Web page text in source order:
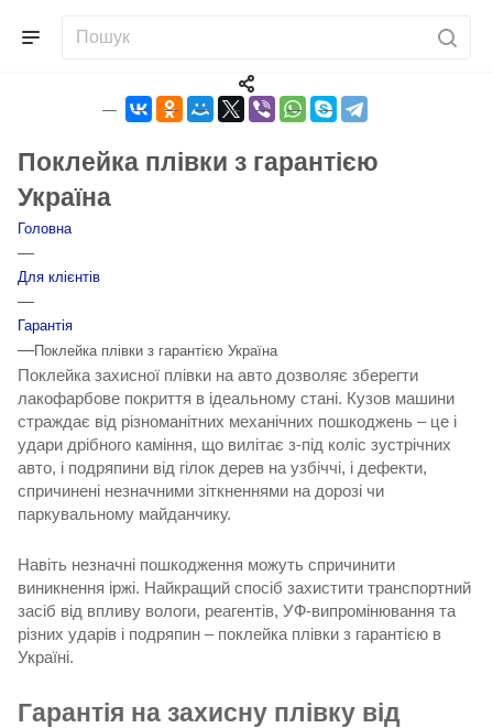
Поклейка плівки з гарантією
Україна
Головна
—
Для клієнтів
—
Гарантія
—Поклейка плівки з гарантією Україна
Поклейка захисної плівки на авто дозволяє зберегти
лакофарбове покриття в ідеальному стані. Кузов машини
страждає від різноманітних механічних пошкоджень – це і
удари дрібного каміння, що вилітає з-під коліс зустрічних
авто, і подряпини від гілок дерев на узбіччі, і дефекти,
спричинені незначними зіткненнями на дорозі чи
паркувальному майданчику.
Навіть незначні пошкодження можуть спричинити
виникнення іржі. Найкращий спосіб захистити транспортний
засіб від впливу вологи, реагентів, УФ-випромінювання та
різних ударів і подряпин – поклейка плівки з гарантією в
Україні.
Гарантія на захисну плівку від